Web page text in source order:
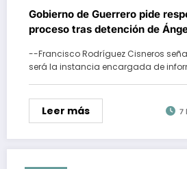
Gobierno de Guerrero pide
proceso tras detención de
--Francisco Rodríguez Cisneros
será la instancia encargada de
Leer más 7